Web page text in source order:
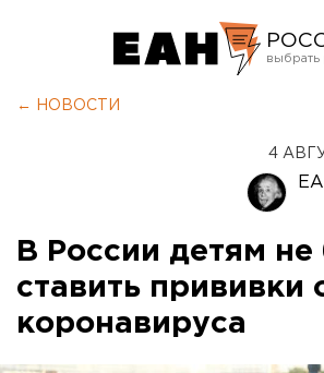
← НОВОСТИ
4
В России детям не
ставить прививки
коронавируса